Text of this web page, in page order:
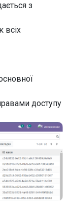
з
всіх
доступу